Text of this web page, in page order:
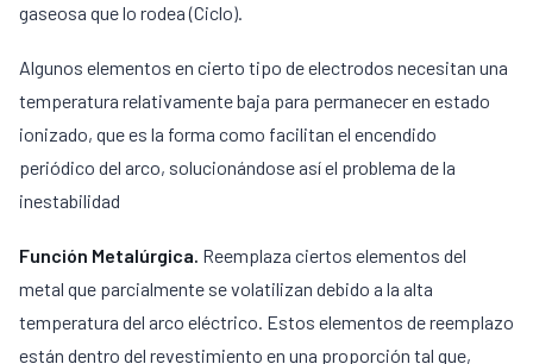
gaseosa que lo rodea (Ciclo).
Algunos elementos en cierto tipo de electrodos necesitan una
temperatura relativamente baja para permanecer en estado
ionizado, que es la forma como facilitan el encendido
periódico del arco, solucionándose así el problema de la
inestabilidad
Función Metalúrgica. Reemplaza ciertos elementos del
metal que parcialmente se volatilizan debido a la alta
temperatura del arco eléctrico. Estos elementos de reemplazo
están dentro del revestimiento en una proporción tal que,